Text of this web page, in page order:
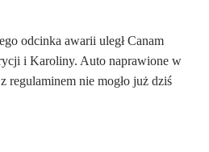
odcinka awarii uległ Canam
i Karoliny. Auto naprawione w
regulaminem nie mogło już dziś